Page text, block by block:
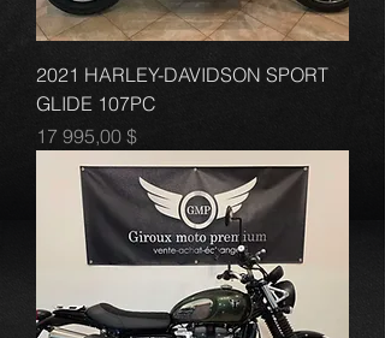
2021 HARLEY-DAVIDSON SPORT
GLIDE 107PC
Prix
17 995,00 $